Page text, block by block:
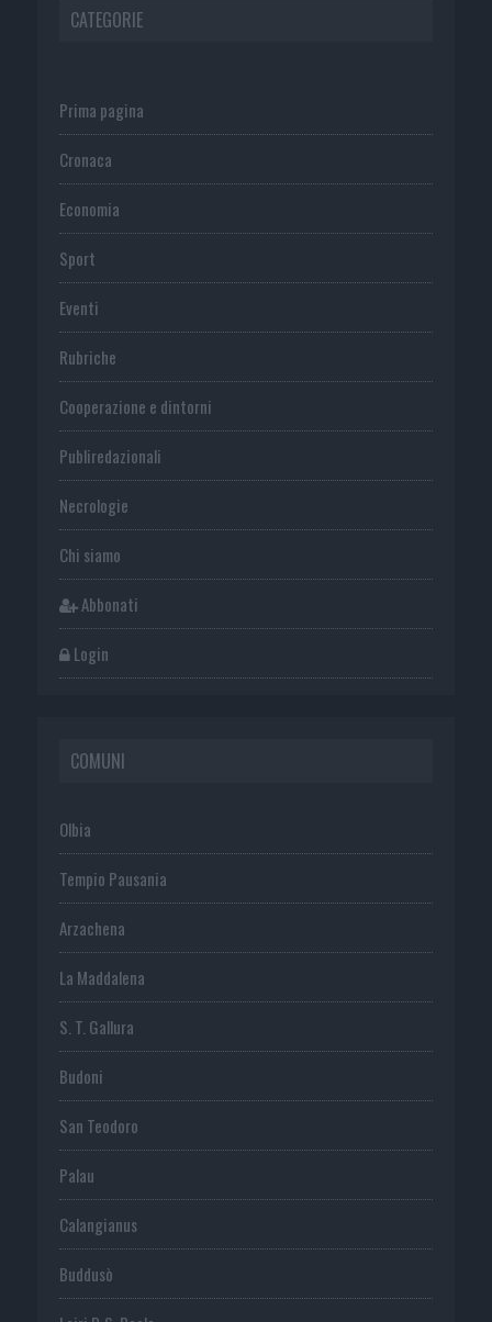
CATEGORIE
Prima pagina
Cronaca
Economia
Sport
Eventi
Rubriche
Cooperazione e dintorni
Publiredazionali
Necrologie
Chi siamo
Abbonati
Login
COMUNI
Olbia
Tempio Pausania
Arzachena
La Maddalena
S. T. Gallura
Budoni
San Teodoro
Palau
Calangianus
Buddusò